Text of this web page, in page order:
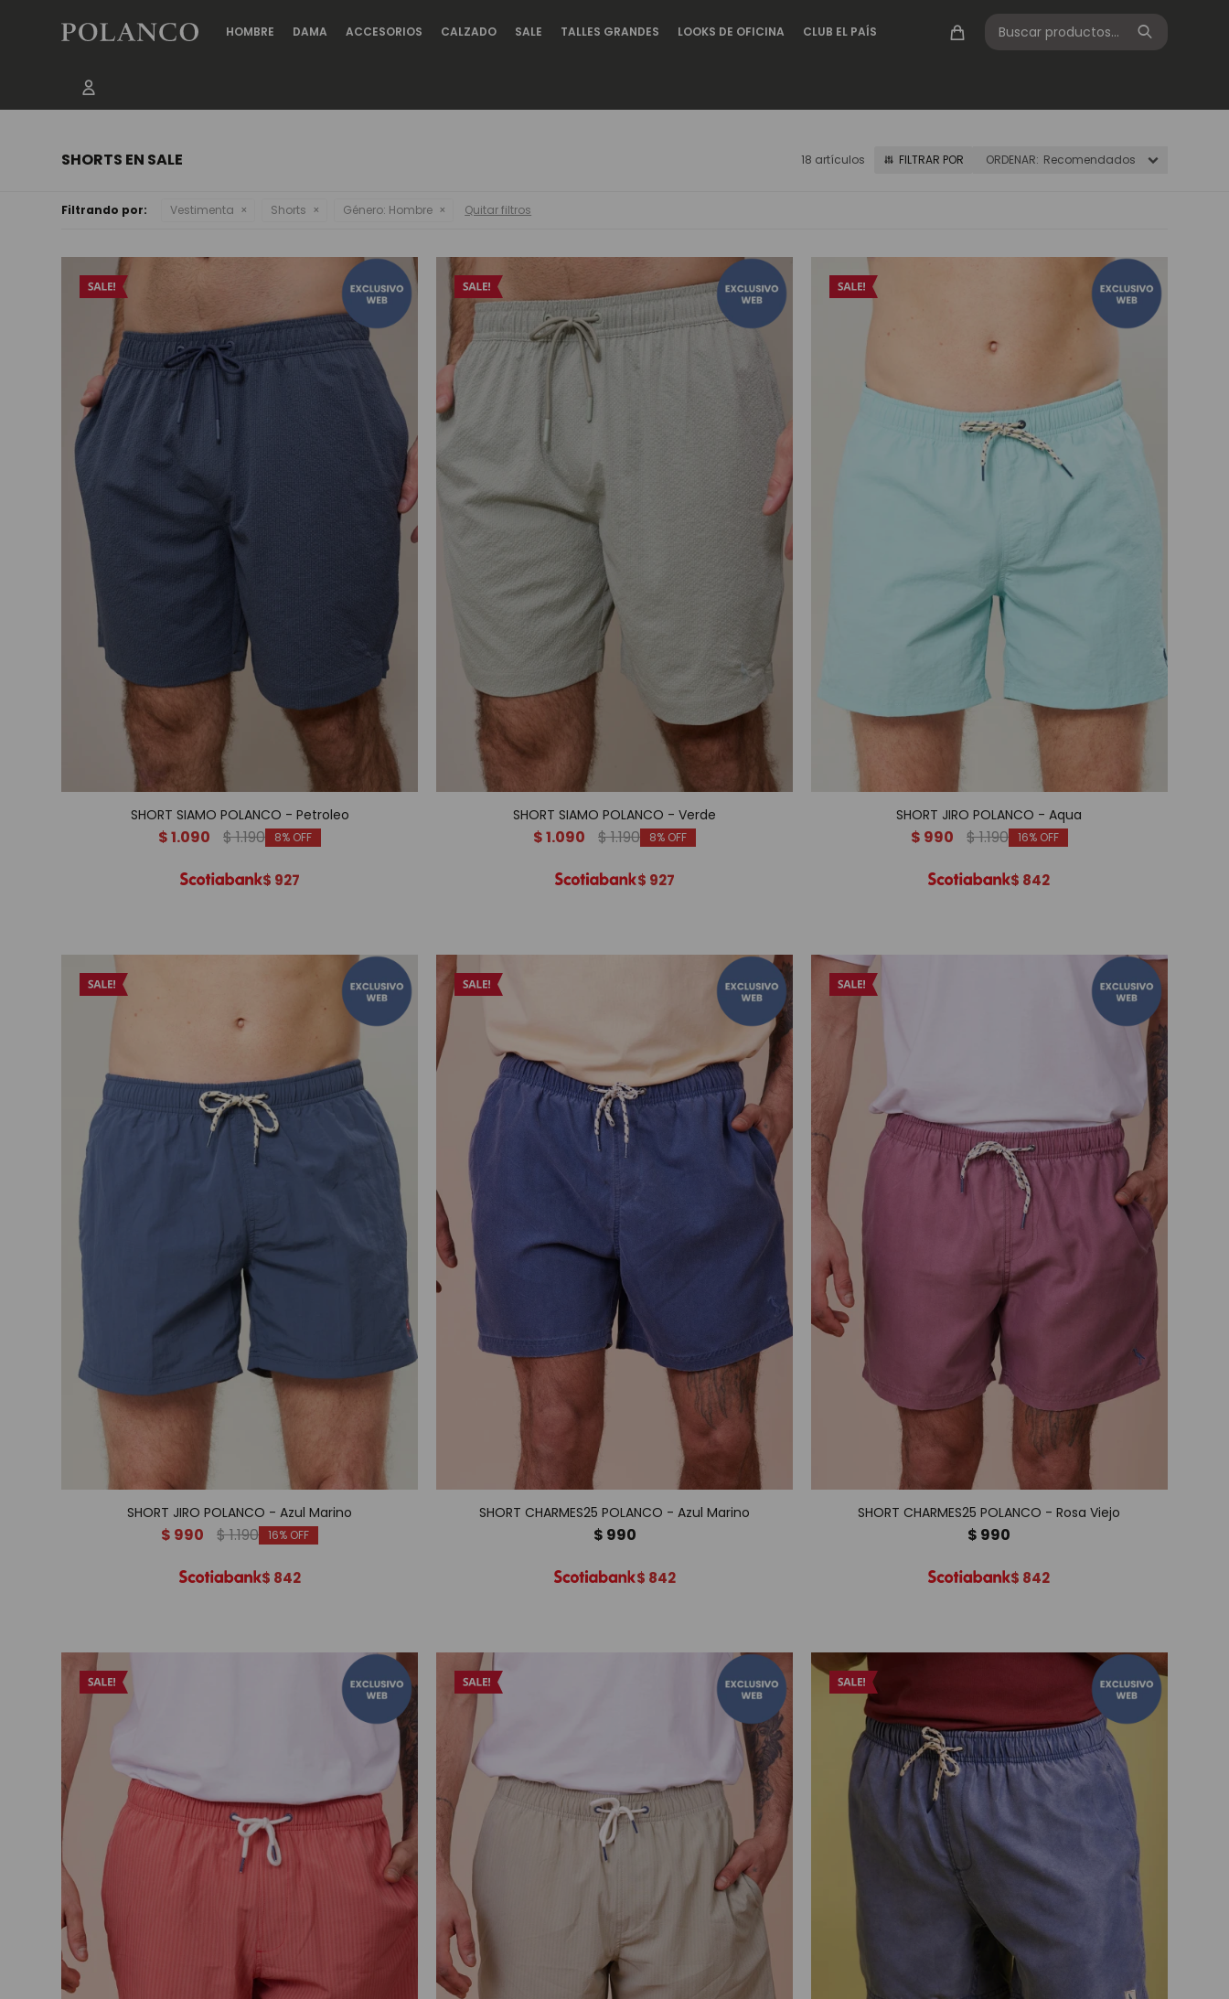
HOMBRE DAMA ACCESORIOS CALZADO SALE TALLES GRANDES LOOKS DE OFICINA CLUB EL PAÍS
SHORTS EN SALE 18 artículos Recomendados
Filtrando por: Vestimenta Shorts Género: Hombre Quitar filtros
SHORT SIAMO POLANCO - Petroleo
$1.090 $1.190 8
$ 927
SHORT SIAMO POLANCO - Verde
$1.090 $1.190 8
$ 927
SHORT JIRO POLANCO - Aqua
$ 990 $1.190 16
$ 842
SHORT JIRO POLANCO - Azul Marino
$ 990 $1.190 16
$ 842
SHORT CHARMES25 POLANCO - Azul Marino
$ 990
$ 842
SHORT CHARMES25 POLANCO - Rosa Viejo
$ 990
$ 842